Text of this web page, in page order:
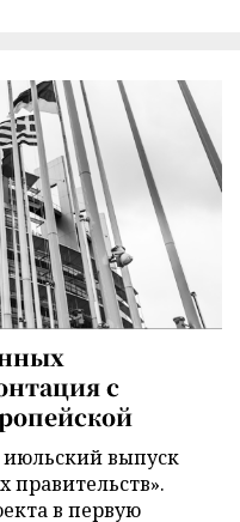
с
июльский выпуск
правительств».
в первую